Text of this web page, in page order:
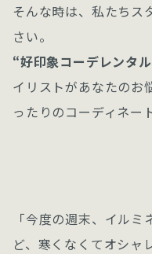
そんな時は、私たちス
さい。
“好印象コーデレンタ
イリストがあなたのお
ったりのコーディネー
「今度の週末、イル
ど、寒くなくてオシャ